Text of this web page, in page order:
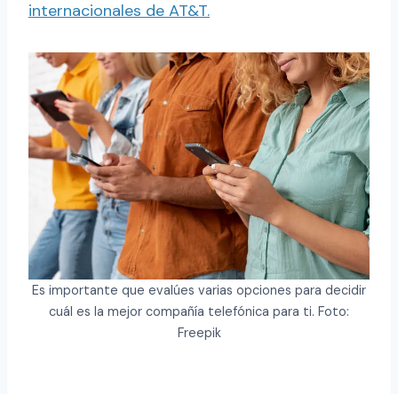
internacionales de AT&T.
Es importante que evalúes varias opciones para decidir
cuál es la mejor compañía telefónica para ti. Foto:
Freepik